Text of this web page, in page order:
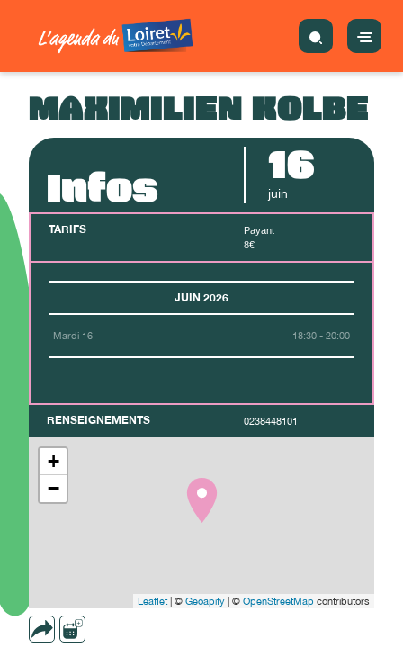
MAXIMILIEN KOLBE
Infos 16
juin
TARIFS
Payant
8€
JUIN 2026
Mardi 16 18:30 - 20:00
RENSEIGNEMENTS 0238448101
+
−
Leaflet| © Geoapify | © OpenStreetMap contributors